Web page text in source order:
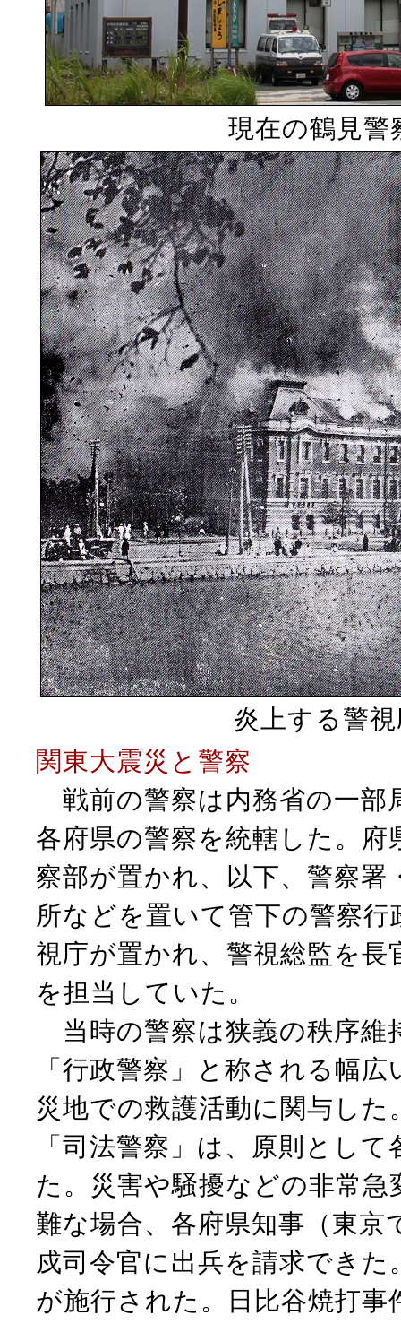
現在の鶴見警
炎上する警
関東大震災と警察
戦前の警察は内務省の一部
各府県の警察を統轄した。
察部が置かれ、以下、警察
所などを置いて管下の警察
視庁が置かれ、警視総監を
を担当していた。
当時の警察は狭義の秩序維
「行政警察」と称される幅
災地での救護活動に関与し
「司法警察」は、原則とし
た。災害や騒擾などの非常
難な場合、各府県知事（東京
戍司令官に出兵を請求でき
が施行された。日比谷焼打事